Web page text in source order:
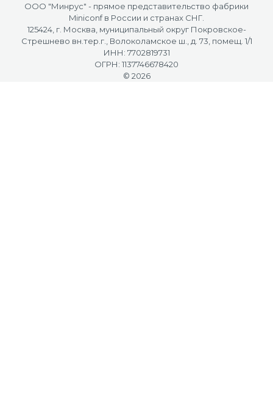
OOO "Минрус" - прямое представительство фабрики
Miniconf в России и странах СНГ.
125424, г. Москва, муниципальный округ Покровское-
Стрешнево вн.тер.г., Волоколамское ш., д. 73, помещ. 1/1
ИНН: 7702819731
ОГРН: 1137746678420
© 2026